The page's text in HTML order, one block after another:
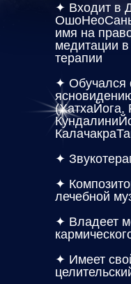
✦ Входит в
имя на
медитации
терапии
✦ Обучался
(ХатхаЙога,
✦
✦
лечебной
✦ Владеет
✦ Имеет